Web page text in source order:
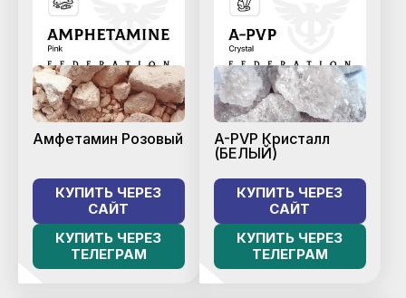
Амфетамин Розовый
КУПИТЬ ЧЕРЕЗ
САЙТ
КУПИТЬ ЧЕРЕЗ
ТЕЛЕГРАМ
A-PVP Кристалл
(БЕЛЫЙ)
КУПИТЬ ЧЕРЕЗ
САЙТ
КУПИТЬ ЧЕРЕЗ
ТЕЛЕГРАМ